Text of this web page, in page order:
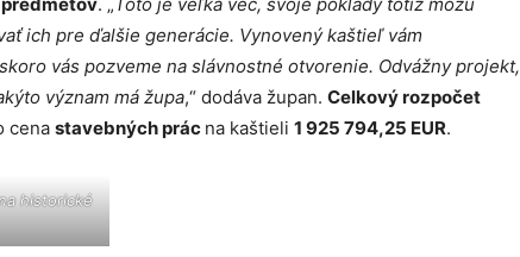
ich pre ďalšie generácie. Vynovený kaštieľ vám
vás pozveme na slávnostné otvorenie. Odvážny projekt,
význam má župa,“ dodáva župan. Celkový rozpočet
cena stavebných prác na kaštieli 1 925 794,25 EUR.
historické